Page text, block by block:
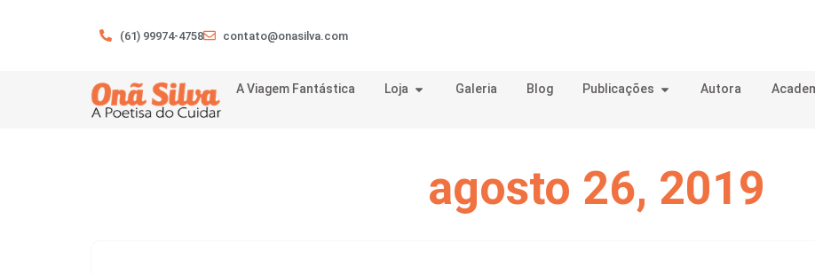
(61) 99974-4758 contato@onasilva.com
A Viagem Fantástica Loja Galeria Blog Publicações Autora
agosto 26, 2019